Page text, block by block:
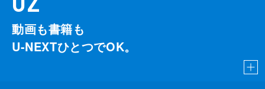
動画も書籍も
U-NEXTひとつでOK。